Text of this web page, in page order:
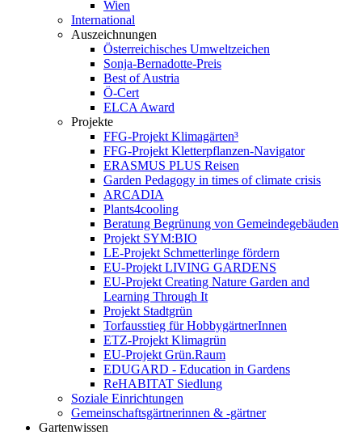
Wien
International
Auszeichnungen
Österreichisches Umweltzeichen
Sonja-Bernadotte-Preis
Best of Austria
Ö-Cert
ELCA Award
Projekte
FFG-Projekt Klimagärten³
FFG-Projekt Kletterpflanzen-Navigator
ERASMUS PLUS Reisen
Garden Pedagogy in times of climate crisis
ARCADIA
Plants4cooling
Beratung Begrünung von Gemeindegebäuden
Projekt SYM:BIO
LE-Projekt Schmetterlinge fördern
EU-Projekt LIVING GARDENS
EU-Projekt Creating Nature Garden and
Learning Through It
Projekt Stadtgrün
Torfausstieg für HobbygärtnerInnen
ETZ-Projekt Klimagrün
EU-Projekt Grün.Raum
EDUGARD - Education in Gardens
ReHABITAT Siedlung
Soziale Einrichtungen
Gemeinschaftsgärtnerinnen & -gärtner
Gartenwissen